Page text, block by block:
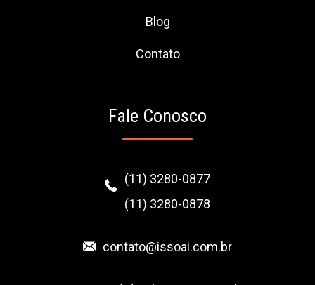
Blog
Contato
Fale Conosco
(11) 3280-0877
(11) 3280-0878
contato@issoai.com.br